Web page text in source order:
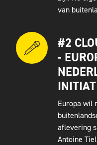
van
#2
-
Europa wil
aflevering
Antoine